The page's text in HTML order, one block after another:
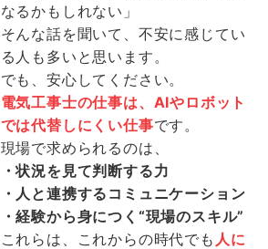
なるかもしれない」
そんな話を聞いて、不安に感じてい
る人も多いと思います。
でも、安心してください。
電気工事士の仕事は、AIやロボット
では代替しにくい仕事です。
現場で求められるのは、
・状況を見て判断する力
・人と連携するコミュニケーション
・経験から身につく“現場のスキル”
これらは、これからの時代でも 人に